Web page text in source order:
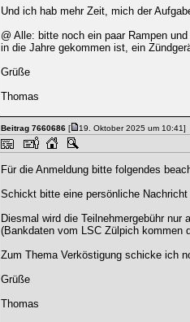
Und ich hab mehr Zeit, mich der
@ Alle: bitte noch ein paar Rampen
in die Jahre gekommen ist, ein
Grüße
Thomas
Beitrag 7660686[ 19. Oktober 2025 um 10:41]
Für die Anmeldung bitte folgendes
Schickt bitte eine persönliche
Diesmal wird die Teilnehmergebühr
(Bankdaten vom LSC Zülpich kommen
Zum Thema Verköstigung schicke ich
Grüße
Thomas